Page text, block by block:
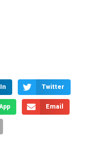
Twitter
Email